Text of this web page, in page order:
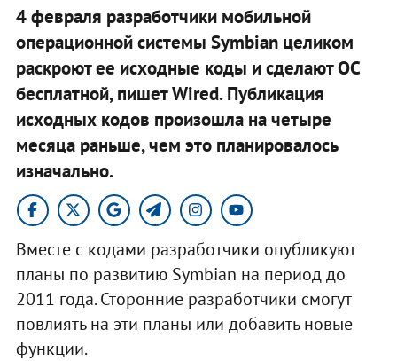
4 февраля разработчики мобильной
операционной системы Symbian целиком
раскроют ее исходные коды и сделают ОС
бесплатной, пишет Wired. Публикация
исходных кодов произошла на четыре
месяца раньше, чем это планировалось
изначально.
Вместе с кодами разработчики опубликуют
планы по развитию Symbian на период до
2011 года. Сторонние разработчики смогут
повлиять на эти планы или добавить новые
функции.